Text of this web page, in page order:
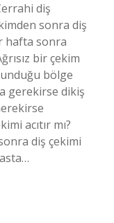
diş
sonra diş
hafta sonra
bir çekim
bölge
gerekirse dikiş
acıtır mı?
diş çekimi